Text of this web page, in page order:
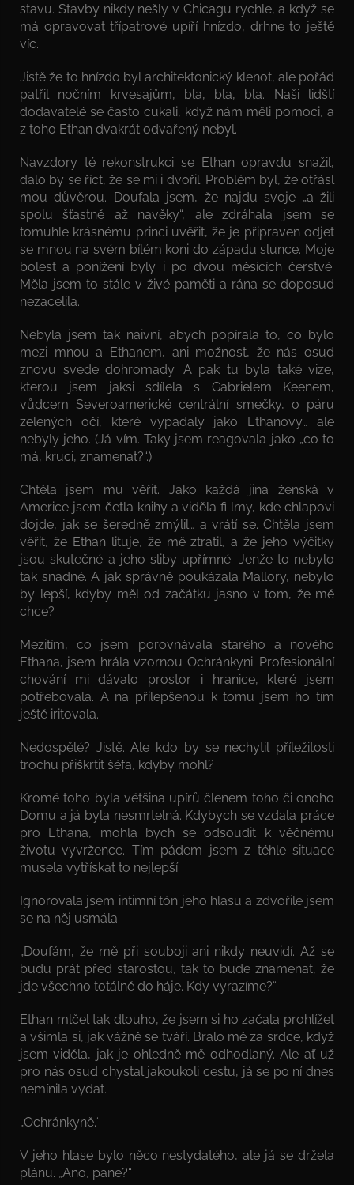
stavu. Stavby nikdy nešly v Chicagu rychle, a když se
má opravovat třípatrové upíří hnízdo, drhne to ještě
víc.
Jistě že to hnízdo byl architektonický klenot, ale pořád
patřil nočním krvesajům, bla, bla, bla. Naši lidští
dodavatelé se často cukali, když nám měli pomoci, a
z toho Ethan dvakrát odvařený nebyl.
Navzdory té rekonstrukci se Ethan opravdu snažil,
dalo by se říct, že se mi i dvořil. Problém byl, že otřásl
mou důvěrou. Doufala jsem, že najdu svoje „a žili
spolu šťastně až navěky“, ale zdráhala jsem se
tomuhle krásnému princi uvěřit, že je připraven odjet
se mnou na svém bílém koni do západu slunce. Moje
bolest a ponížení byly i po dvou měsících čerstvé.
Měla jsem to stále v živé paměti a rána se doposud
nezacelila.
Nebyla jsem tak naivní, abych popírala to, co bylo
mezi mnou a Ethanem, ani možnost, že nás osud
znovu svede dohromady. A pak tu byla také vize,
kterou jsem jaksi sdílela s Gabrielem Keenem,
vůdcem Severoamerické centrální smečky, o páru
zelených očí, které vypadaly jako Ethanovy… ale
nebyly jeho. (Já vím. Taky jsem reagovala jako „co to
má, kruci, znamenat?“.)
Chtěla jsem mu věřit. Jako každá jiná ženská v
Americe jsem četla knihy a viděla fi lmy, kde chlapovi
dojde, jak se šeredně zmýlil… a vrátí se. Chtěla jsem
věřit, že Ethan lituje, že mě ztratil, a že jeho výčitky
jsou skutečné a jeho sliby upřímné. Jenže to nebylo
tak snadné. A jak správně poukázala Mallory, nebylo
by lepší, kdyby měl od začátku jasno v tom, že mě
chce?
Mezitím, co jsem porovnávala starého a nového
Ethana, jsem hrála vzornou Ochránkyni. Profesionální
chování mi dávalo prostor i hranice, které jsem
potřebovala. A na přilepšenou k tomu jsem ho tím
ještě iritovala.
Nedospělé? Jistě. Ale kdo by se nechytil příležitosti
trochu přiškrtit šéfa, kdyby mohl?
Kromě toho byla většina upírů členem toho či onoho
Domu a já byla nesmrtelná. Kdybych se vzdala práce
pro Ethana, mohla bych se odsoudit k věčnému
životu vyvržence. Tím pádem jsem z téhle situace
musela vytřískat to nejlepší.
Ignorovala jsem intimní tón jeho hlasu a zdvořile jsem
se na něj usmála.
„Doufám, že mě při souboji ani nikdy neuvidí. Až se
budu prát před starostou, tak to bude znamenat, že
jde všechno totálně do háje. Kdy vyrazíme?“
Ethan mlčel tak dlouho, že jsem si ho začala prohlížet
a všimla si, jak vážně se tváří. Bralo mě za srdce, když
jsem viděla, jak je ohledně mě odhodlaný. Ale ať už
pro nás osud chystal jakoukoli cestu, já se po ní dnes
nemínila vydat.
„Ochránkyně.“
V jeho hlase bylo něco nestydatého, ale já se držela
plánu. „Ano, pane?“